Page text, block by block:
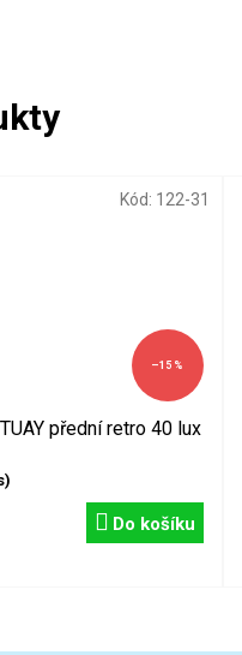
–15 %
přední retro 40 lux
Do košíku
Kód: 122-31